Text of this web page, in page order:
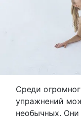
Среди
упражнений
необычных.